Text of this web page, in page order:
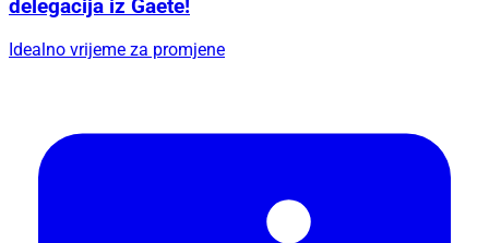
delegacija iz Gaete!
Idealno vrijeme za promjene